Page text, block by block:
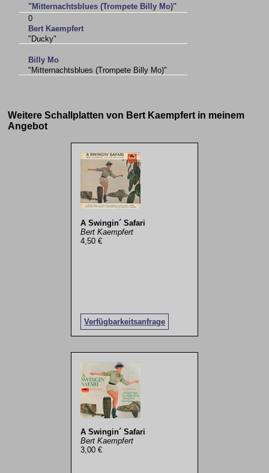
"Mitternachtsblues (Trompete Billy Mo)"
0
Bert Kaempfert
"Ducky"
Billy Mo
"Mitternachtsblues (Trompete Billy Mo)"
Weitere Schallplatten von Bert Kaempfert in meinem
Angebot
A Swingin´ Safari
Bert Kaempfert
4,50 €
Verfügbarkeitsanfrage
A Swingin´ Safari
Bert Kaempfert
3,00 €